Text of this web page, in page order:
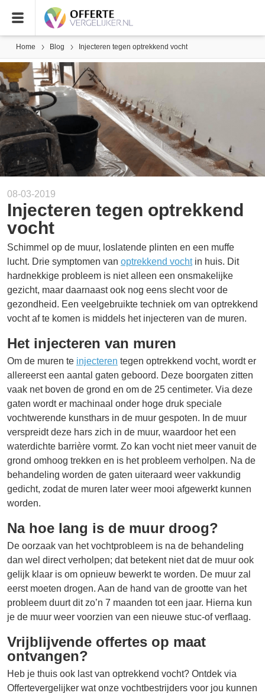
Home Blog Injecteren tegen optrekkend vocht
08-03-2019
Injecteren tegen optrekkend
vocht
Schimmel op de muur, loslatende plinten en een muffe
lucht. Drie symptomen van optrekkend vochtin huis. Dit
hardnekkige probleem is niet alleen een onsmakelijke
gezicht, maar daarnaast ook nog eens slecht voor de
gezondheid. Een veelgebruikte techniek om van optrekkend
vocht af te komen is middels het injecteren van de muren.
Het injecteren van muren
Om de muren te injecteren tegen optrekkend vocht, wordt er
allereerst een aantal gaten geboord. Deze boorgaten zitten
vaak net boven de grond en om de 25 centimeter. Via deze
gaten wordt er machinaal onder hoge druk speciale
vochtwerende kunsthars in de muur gespoten. In de muur
verspreidt deze hars zich in de muur, waardoor het een
waterdichte barrière vormt. Zo kan vocht niet meer vanuit de
grond omhoog trekken en is het probleem verholpen. Na de
behandeling worden de gaten uiteraard weer vakkundig
gedicht, zodat de muren later weer mooi afgewerkt kunnen
worden.
Na hoe lang is de muur droog?
De oorzaak van het vochtprobleem is na de behandeling
dan wel direct verholpen; dat betekent niet dat de muur ook
gelijk klaar is om opnieuw bewerkt te worden. De muur zal
eerst moeten drogen. Aan de hand van de grootte van het
probleem duurt dit zo’n 7 maanden tot een jaar. Hierna kun
je de muur weer voorzien van een nieuwe stuc-of verflaag.
Vrijblijvende offertes op maat
ontvangen?
Heb je thuis ook last van optrekkend vocht? Ontdek via
Offertevergelijker wat onze vochtbestrijders voor jou kunnen